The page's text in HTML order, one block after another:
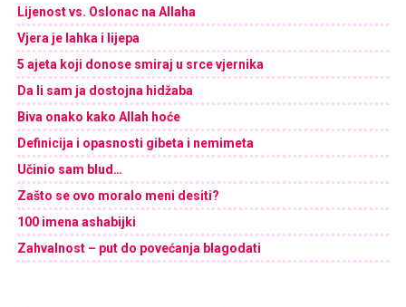
Lijenost vs. Oslonac na Allaha
Vjera je lahka i lijepa
5 ajeta koji donose smiraj u srce vjernika
Da li sam ja dostojna hidžaba
Biva onako kako Allah hoće
Definicija i opasnosti gibeta i nemimeta
Učinio sam blud…
Zašto se ovo moralo meni desiti?
100 imena ashabijki
Zahvalnost – put do povećanja blagodati